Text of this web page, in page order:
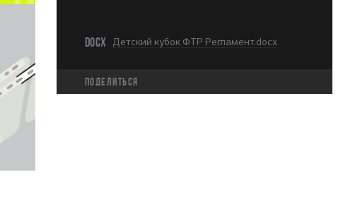
DOCX Детский кубок ФТР Регламент.docx
Поделиться